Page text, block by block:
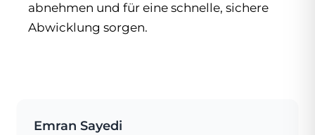
abnehmen und für eine schnelle, sichere
Abwicklung sorgen.
Emran Sayedi